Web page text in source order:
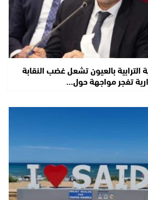
بالعيون تشعل غضب النقابة
تفجر مواجهة حول…